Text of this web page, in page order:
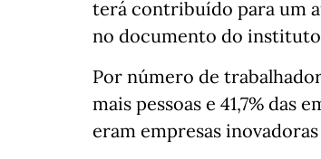
terá contribuído para um
no documento do
Por número de
mais pessoas e 41,7% das
eram empresas